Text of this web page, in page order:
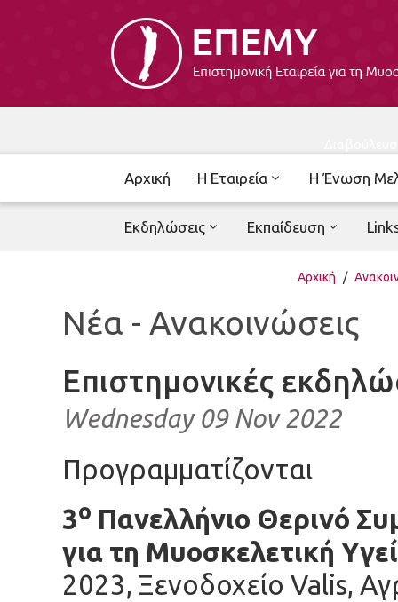
Αρχική Η Εταιρεία Η Ένωση
Εκδηλώσεις Εκπαίδευση
Αρχική /
Νέα - Ανακοινώσεις
Επιστημονικές
Wednesday 09 Nov 2022
Προγραμματίζονται
3ο Πανελλήνιο Θερινό
για τη Μυοσκελετική
2023, Ξενοδοχείο Valis,